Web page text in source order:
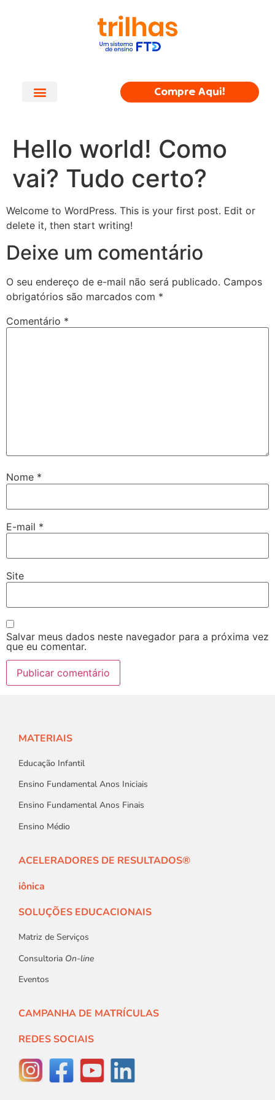
Compre Aqui!
Hello world! Como
vai? Tudo certo?
Welcome to WordPress. This is your first post. Edit or
delete it, then start writing!
Deixe um comentário
O seu endereço de e-mail não será publicado. Campos
obrigatórios são marcados com *
Comentário *
Nome *
E-mail *
Site
Salvar meus dados neste navegador para a próxima vez
que eu comentar.
MATERIAIS
Educação Infantil
Ensino Fundamental Anos Iniciais
Ensino Fundamental Anos Finais
Ensino Médio
ACELERADORES DE RESULTADOS®
iônica
SOLUÇÕES EDUCACIONAIS
Matriz de Serviços
Consultoria On-line
Eventos
CAMPANHA DE MATRÍCULAS
REDES SOCIAIS